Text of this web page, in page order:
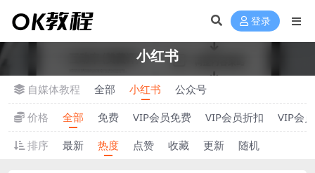
登录
小红书
自媒体教程 全部 小红书
公众号
价格
全部 免费 VIP会员免费 VIP会员折扣
VIP会
排序
最新 热度 点赞 收藏 更新 随机